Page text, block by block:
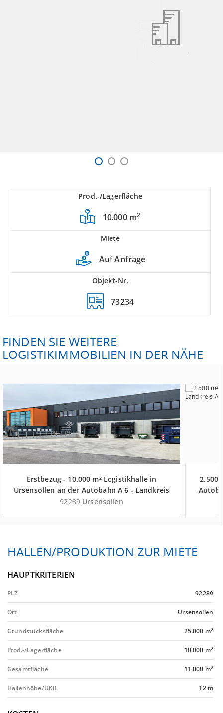
Prod.-/Lagerfläche
10.000 m2
Miete
Auf Anfrage
Objekt-Nr.
73234
FINDEN SIE WEITERE
LOGISTIKIMMOBILIEN IN DER NÄHE
Erstbezug - 10.000 m² Logistikhalle in
Ursensollen an der Autobahn A 6 - Landkreis
Amberg-Sulzbach
92289 Ursensollen
2.500
HALLEN/PRODUKTION ZUR MIETE
HAUPTKRITERIEN
PLZ 92289
Ort Ursensollen
Grundstücksfläche 25.000 m2
Prod.-/Lagerfläche 10.000 m2
Gesamtfläche 11.000 m2
Hallenhöhe/UKB 12 m